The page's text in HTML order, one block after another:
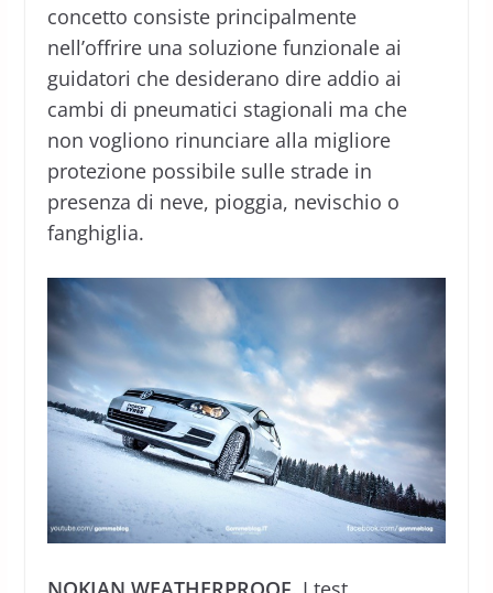
concetto consiste principalmente
nell’offrire una soluzione funzionale ai
guidatori che desiderano dire addio ai
cambi di pneumatici stagionali ma che
non vogliono rinunciare alla migliore
protezione possibile sulle strade in
presenza di neve, pioggia, nevischio o
fanghiglia.